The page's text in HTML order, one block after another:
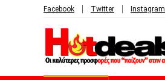
Facebook Twitter Instagram